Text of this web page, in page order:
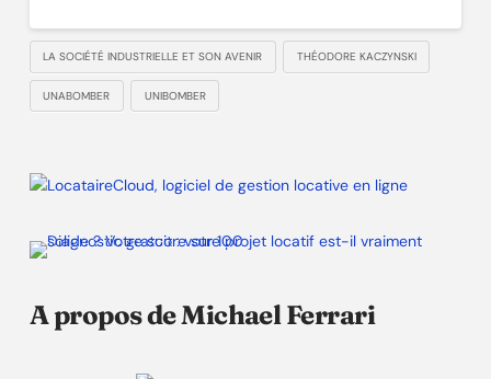
LA SOCIÉTÉ INDUSTRIELLE ET SON AVENIR THÉODORE KACZYNSKI
UNABOMBER UNIBOMBER
A propos de Michael Ferrari